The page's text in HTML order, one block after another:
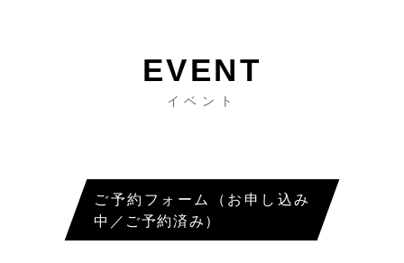
イベント
ご予約フォーム（お申し込み
中／ご予約済み）